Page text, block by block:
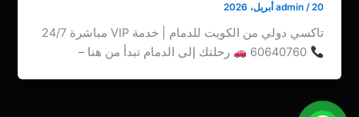
admin /20 أبريل، 2026
تاكسي دولي من الكويت للدمام | خدمة VIP مباشرة 24/7
رحلتك إلى الدمام تبدأ من هنا –